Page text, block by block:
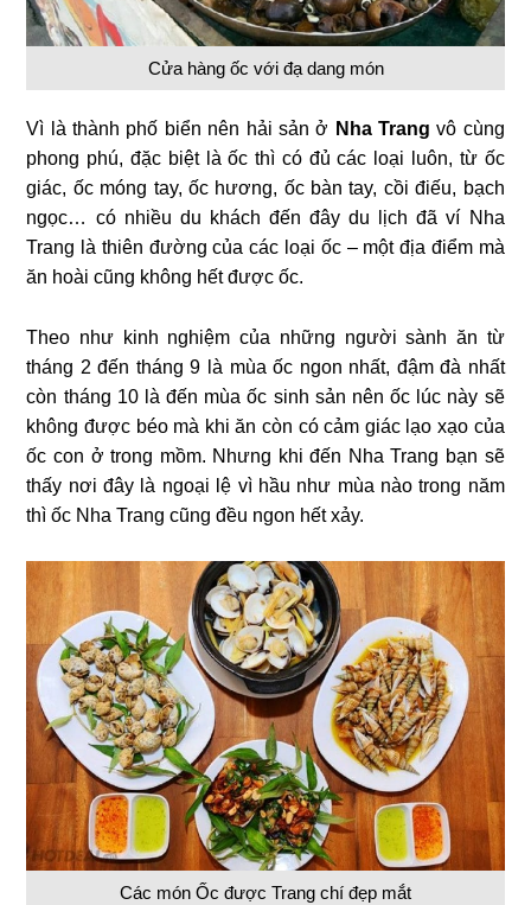
Cửa hàng ốc với đạ dang món
Vì là thành phố biển nên hải sản ở Nha Trang vô cùng
phong phú, đặc biệt là ốc thì có đủ các loại luôn, từ ốc
giác, ốc móng tay, ốc hương, ốc bàn tay, cồi điếu, bạch
ngọc… có nhiều du khách đến đây du lịch đã ví Nha
Trang là thiên đường của các loại ốc – một địa điểm mà
ăn hoài cũng không hết được ốc.
Theo như kinh nghiệm của những người sành ăn từ
tháng 2 đến tháng 9 là mùa ốc ngon nhất, đậm đà nhất
còn tháng 10 là đến mùa ốc sinh sản nên ốc lúc này sẽ
không được béo mà khi ăn còn có cảm giác lạo xạo của
ốc con ở trong mồm. Nhưng khi đến Nha Trang bạn sẽ
thấy nơi đây là ngoại lệ vì hầu như mùa nào trong năm
thì ốc Nha Trang cũng đều ngon hết xảy.
Các món Ốc được Trang chí đẹp mắt